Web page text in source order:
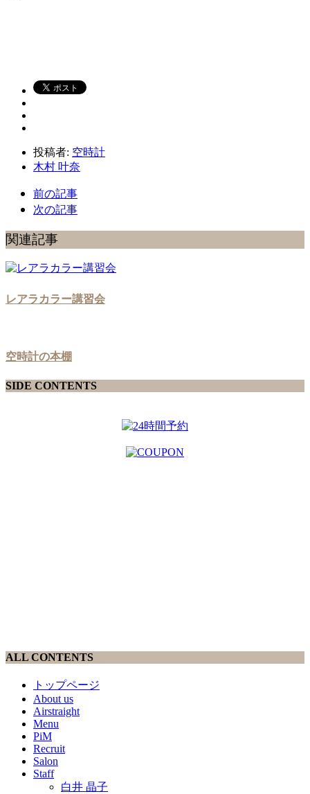
投稿者: 空時計
木村 叶奈
前の記事
次の記事
関連記事
レアラカラー講習会
空時計の本棚
SIDE CONTENTS
ALL CONTENTS
トップページ
About us
Airstraight
Menu
PiM
Recruit
Salon
Staff
白井 晶子